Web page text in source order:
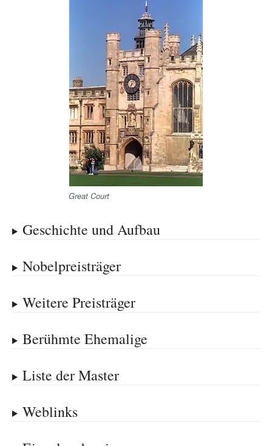
Great Court
Geschichte und Aufbau
Nobelpreisträger
Weitere Preisträger
Berühmte Ehemalige
Liste der Master
Weblinks